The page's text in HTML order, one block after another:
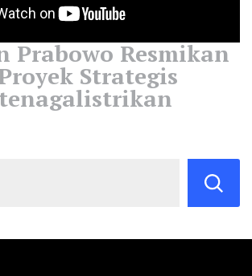
Prabowo Resmikan
Strategis